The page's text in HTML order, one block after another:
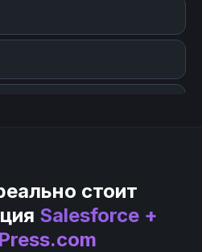
стоит
Salesforce +